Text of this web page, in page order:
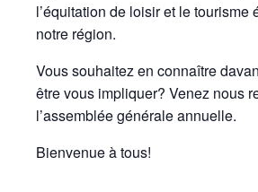
l’équitation de loisir et le tourisme
notre région.
Vous souhaitez en connaître
être vous impliquer? Venez nous
l’assemblée générale annuelle.
Bienvenue à tous!